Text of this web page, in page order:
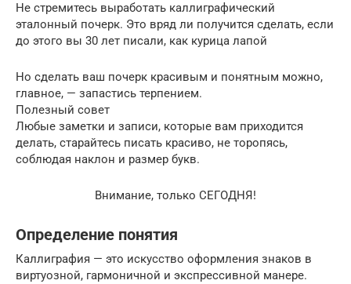
Не стремитесь выработать каллиграфический
эталонный почерк. Это вряд ли получится сделать, если
до этого вы 30 лет писали, как курица лапой
Но сделать ваш почерк красивым и понятным можно,
главное, — запастись терпением.
Полезный совет
Любые заметки и записи, которые вам приходится
делать, старайтесь писать красиво, не торопясь,
соблюдая наклон и размер букв.
Внимание, только СЕГОДНЯ!
Определение понятия
Каллиграфия — это искусство оформления знаков в
виртуозной, гармоничной и экспрессивной манере.